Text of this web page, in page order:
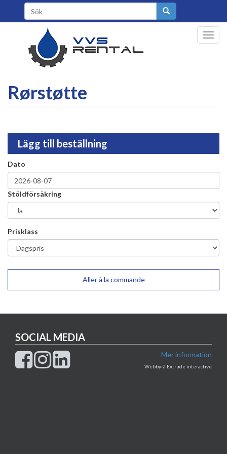
hovedindhold
Sökformulär
Rørstøtte
Lägg till beställning
Dato
Stöldförsäkring
Prisklass
Aller à la commande
SOCIAL MEDIA
Mer information
Webbyrå Extrude interactive